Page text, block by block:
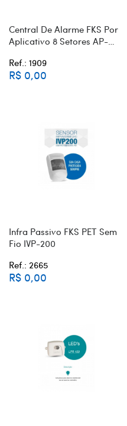
Central De Alarme FKS Por
Aplicativo 8 Setores AP-
Ref.: 1909
R$ 0,00
Infra Passivo FKS PET Sem
Fio IVP-200
Ref.: 2665
R$ 0,00